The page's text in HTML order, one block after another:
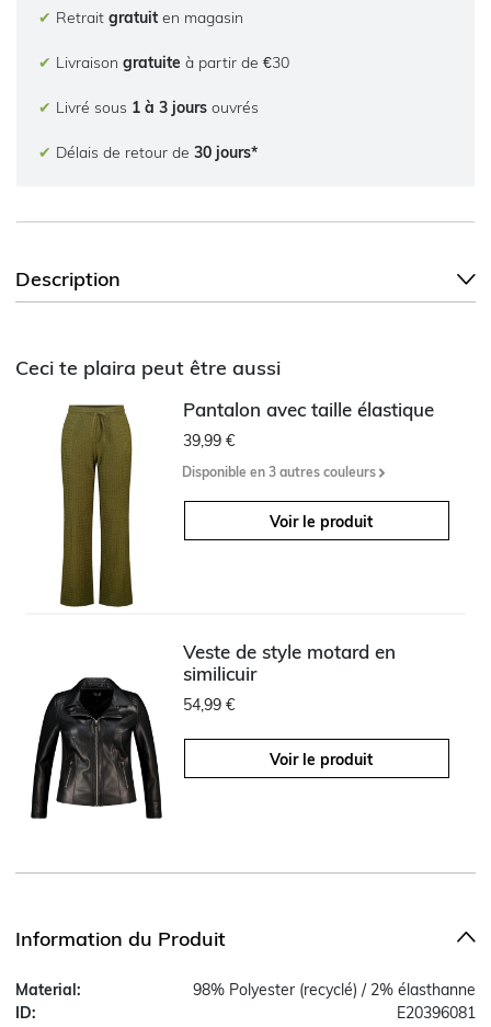
✔ Retrait gratuit en magasin
✔ Livraison gratuite à partir de €30
✔ Livré sous 1 à 3 jours ouvrés
✔ Délais de retour de 30 jours*
Description
Ceci te plaira peut être aussi
Pantalon avec taille élastique
39,99 €
Disponible en 3 autres couleurs
Voir le produit
Veste de style motard en
similicuir
54,99 €
Voir le produit
Information du Produit
Material:
98% Polyester (recyclé) / 2% élasthanne
ID:
E20396081